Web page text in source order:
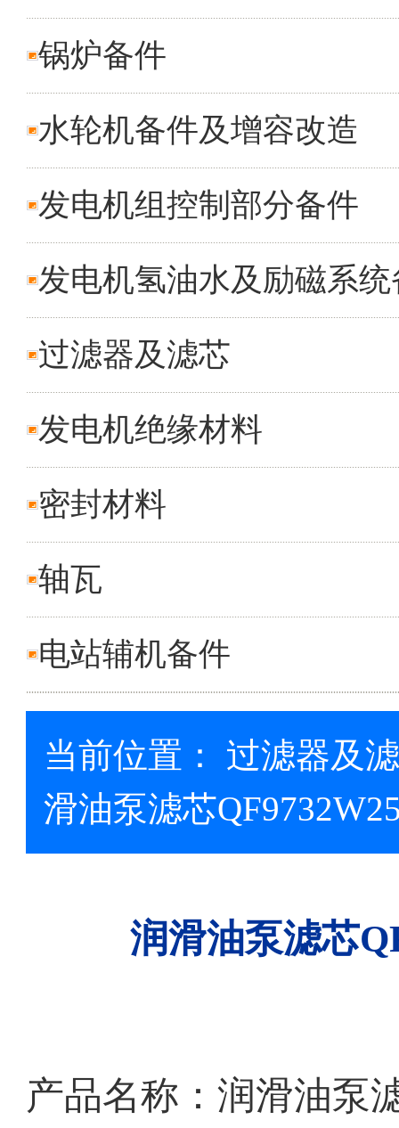
锅炉备件
水轮机备件及增容改造
发电机组控制部分备件
发电机氢油水及励磁系统
过滤器及滤芯
发电机绝缘材料
密封材料
轴瓦
电站辅机备件
当前位置： 过滤器及
滑油泵滤芯
润滑油泵滤芯
产品名称：润滑油泵